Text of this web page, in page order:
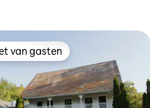
van gasten
van gasten